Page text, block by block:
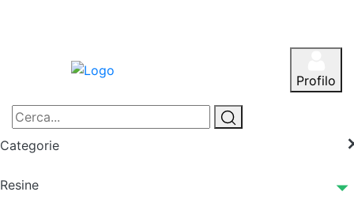
Profilo
Categorie
Resine